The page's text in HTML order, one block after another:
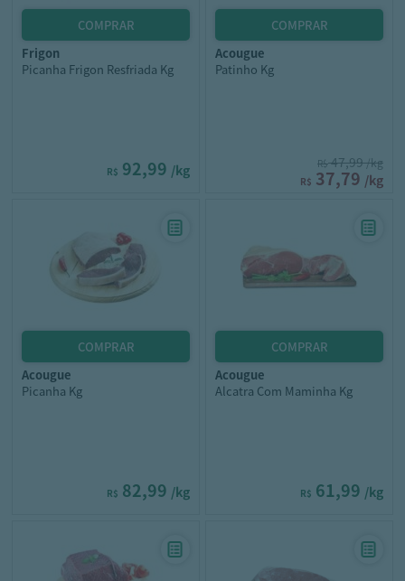
frigon
Picanha Frigon Resfriada Kg
R$ 92,99 /kg
acougue
Patinho Kg
R$47,99/kg
R$ 37,79 /kg
acougue
Picanha Kg
R$ 82,99 /kg
acougue
Alcatra Com Maminha Kg
R$ 61,99 /kg